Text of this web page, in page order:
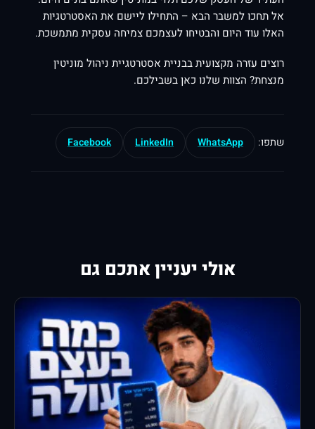
אל תחכו למשבר הבא – התחילו ליישם את האסטרטגיות
האלו עוד היום והבטיחו לעצמכם צמיחה עסקית מתמשכת.
רוצים עזרה מקצועית בבניית אסטרטגיית ניהול מוניטין
מנצחת? הצוות שלנו כאן בשבילכם.
שתפו: WhatsApp
LinkedIn
Facebook
אולי יעניין אתכם גם